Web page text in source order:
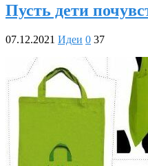
Пусть дети
07.12.2021 Идеи 0 37